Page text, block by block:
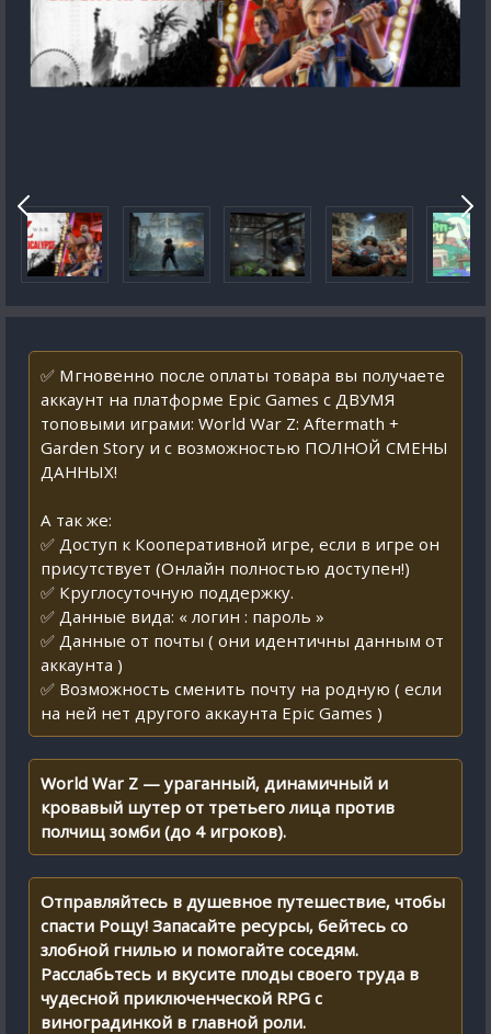
✅ Мгновенно после оплаты товара вы получаете
аккаунт на платформе Epic Games с ДВУМЯ
топовыми играми: World War Z: Aftermath +
Garden Story и с возможностью ПОЛНОЙ СМЕНЫ
ДАННЫХ!
А так же:
✅ Доступ к Кооперативной игре, если в игре он
присутствует (Онлайн полностью доступен!)
✅ Круглосуточную поддержку.
✅ Данные вида: « логин : пароль »
✅ Данные от почты ( они идентичны данным от
аккаунта )
✅ Возможность сменить почту на родную ( если
на ней нет другого аккаунта Epic Games )
World War Z — ураганный, динамичный и
кровавый шутер от третьего лица против
полчищ зомби (до 4 игроков).
Отправляйтесь в душевное путешествие, чтобы
спасти Рощу! Запасайте ресурсы, бейтесь со
злобной гнилью и помогайте соседям.
Расслабьтесь и вкусите плоды своего труда в
чудесной приключенческой RPG с
виноградинкой в главной роли.